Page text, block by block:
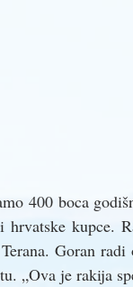
400 boca
hrvatske kupce.
Goran radi
„Ova je rakija